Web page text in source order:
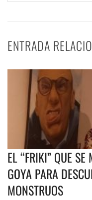
ENTRADA
EL “FRIKI” QUE
GOYA PARA
MONSTRUOS